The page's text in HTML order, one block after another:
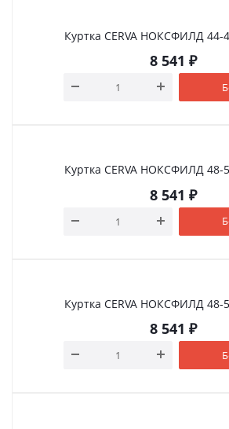
Куртка CERVA НОКСФИЛД 44-
8 541 ₽
Куртка CERVA НОКСФИЛД 48-
8 541 ₽
Куртка CERVA НОКСФИЛД 48-
8 541 ₽